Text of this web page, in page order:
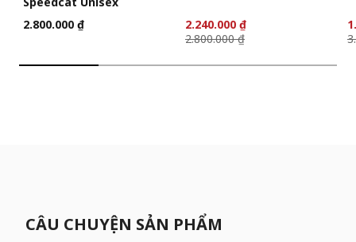
2.800.000 ₫
2.240.000 ₫
2.800.000 ₫
CÂU CHUYỆN SẢN PHẨM